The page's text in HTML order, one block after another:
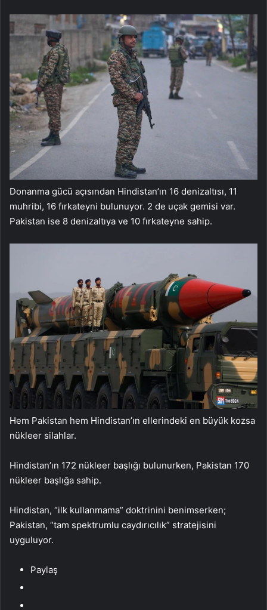
Donanma gücü açısından Hindistan’ın 16 denizaltısı, 11
muhribi, 16 fırkateyni bulunuyor. 2 de uçak gemisi var.
Pakistan ise 8 denizaltıya ve 10 fırkateyne sahip.
Hem Pakistan hem Hindistan’ın ellerindeki en büyük kozsa
nükleer silahlar.
Hindistan’ın 172 nükleer başlığı bulunurken, Pakistan 170
nükleer başlığa sahip.
Hindistan, “ilk kullanmama” doktrinini benimserken;
Pakistan, “tam spektrumlu caydırıcılık” stratejisini
uyguluyor.
Paylaş